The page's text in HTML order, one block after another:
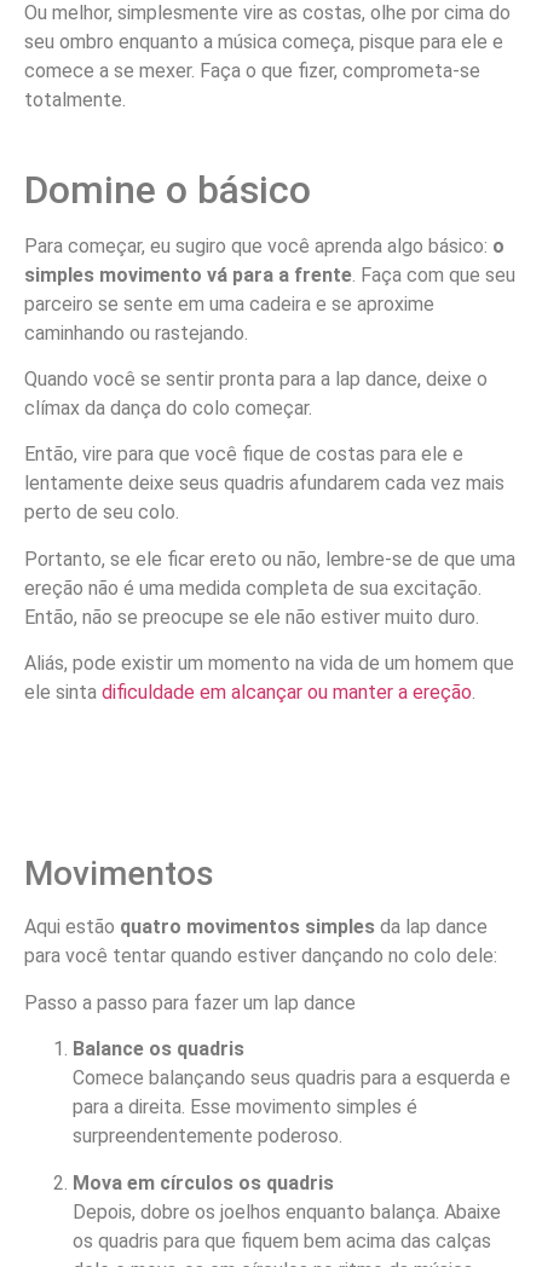
Ou melhor, simplesmente vire as costas, olhe por cima do
seu ombro enquanto a música começa, pisque para ele e
comece a se mexer. Faça o que fizer, comprometa-se
totalmente.
Domine o básico
Para começar, eu sugiro que você aprenda algo básico: o
simples movimento vá para a frente . Faça com que seu
parceiro se sente em uma cadeira e se aproxime
caminhando ou rastejando.
Quando você se sentir pronta para a lap dance, deixe o
clímax da dança do colo começar.
Então, vire para que você fique de costas para ele e
lentamente deixe seus quadris afundarem cada vez mais
perto de seu colo.
Portanto, se ele ficar ereto ou não, lembre-se de que uma
ereção não é uma medida completa de sua excitação.
Então, não se preocupe se ele não estiver muito duro.
Aliás, pode existir um momento na vida de um homem que
ele sinta dificuldade em alcançar ou manter a ereção.
Movimentos
Aqui estão quatro movimentos simples da lap dance
para você tentar quando estiver dançando no colo dele:
Passo a passo para fazer um lap dance
Balance os quadris
Comece balançando seus quadris para a esquerda e
para a direita. Esse movimento simples é
surpreendentemente poderoso.
Mova em círculos os quadris
Depois, dobre os joelhos enquanto balança. Abaixe
os quadris para que fiquem bem acima das calças